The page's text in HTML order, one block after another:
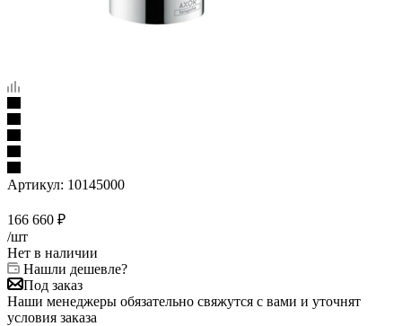
Артикул: 10145000
166 660 ₽
/шт
Нет в наличии
Нашли дешевле?
Под заказ
Наши менеджеры обязательно свяжутся с вами и уточнят
условия заказа